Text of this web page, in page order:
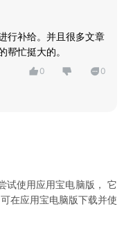
行补给。并且很多文章
忙挺大的。
0 0
试使用应用宝电脑版， 它
在应用宝电脑版下载并使